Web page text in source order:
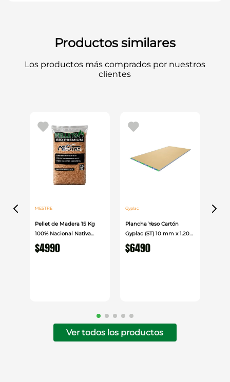
Perfil:
Curvo con bordes rectos
Gancho:Acero endurecido
Sistema de combinación:Pines
Su mayor dimensión permite una manipulación
cómoda y un cierre confiable en accesos de uso
frecuente.
Productos similares
Los productos más comprados por nuestros
clientes
MESTRE
Pellet de Madera 15 Kg
100% Nacional Nativa
Mestre
$4990
Gyplac
Plancha Yeso Cartón
Gyplac (ST) 10 mm x 1.20
cm x 2.40cm
$6490
Ver todos los productos